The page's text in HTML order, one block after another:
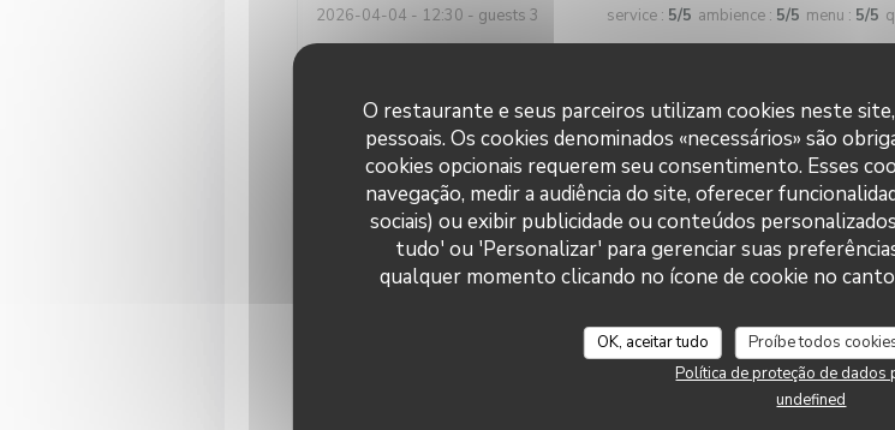
O restaurante e seus parceiros utilizam cookies neste
pessoais. Os cookies denominados «necessários» são
cookies opcionais requerem seu consentimento. Esses
navegação, medir a audiência do site, oferecer
sociais) ou exibir publicidade ou conteúdos
tudo' ou 'Personalizar' para gerenciar suas
qualquer momento clicando no ícone de cookie no
OK, aceitar tudo Proíbe todos
Política de proteção de dados
undefined
2026-04-04 - 12:30 - guests 3 service : 5/5 ambience : 5/5 menu : 5/5
L
- 12:00 - guests 2 service ambience : menu 5 /5
Service très agréable et plats très bons !! nous recommandons
Caroline P